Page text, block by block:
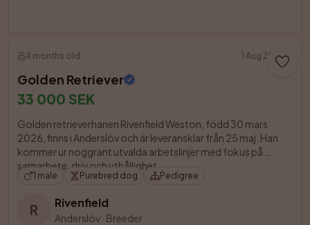
4 months old 1 Aug 2026
Golden Retriever
33 000 SEK
Golden retrieverhanen Rivenfield Weston, född 30 mars
2026, finns i Anderslöv och är leveransklar från 25 maj. Han
kommer ur noggrant utvalda arbetslinjer med fokus på
samarbete, driv och uthållighet
1 male Purebred dog Pedigree
R Rivenfield
Anderslöv · Breeder